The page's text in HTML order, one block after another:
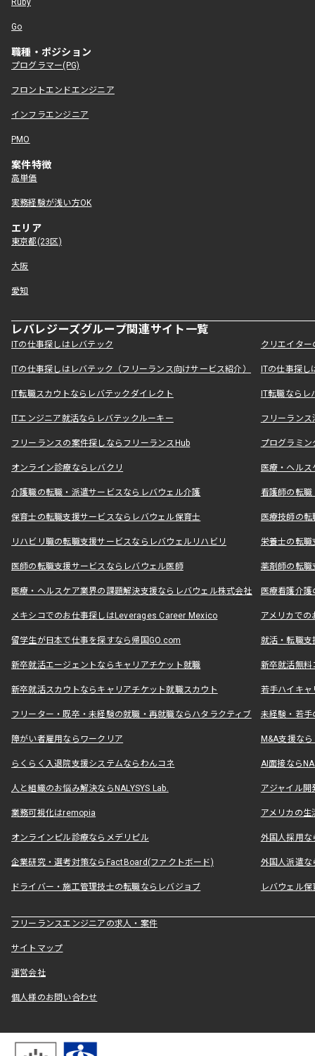
Ruby
Go
職種・ポジション
プログラマー(PG)
フロントエンドエンジニア
インフラエンジニア
PMO
案件特徴
高単価
実務経験が浅い方OK
エリア
東京都(23区)
大阪
愛知
レバレジーズグループ関連サイト一覧
ITの仕事探しはレバテック クリエイタ
ITの仕事探しはレバテック（フリーランス向けサービス紹介） ITの仕事探
IT転職スカウトならレバテックダイレクト IT転職なら
ITエンジニア就活ならレバテックルーキー フリーラン
フリーランスの案件探しならフリーランスHub プログラミ
オンライン診療ならレバクリ 医療・ヘル
介護職の転職・派遣サービスならレバウェル介護 看護師の転
保育士の転職支援サービスならレバウェル保育士 医療技師の
リハビリ職の転職支援サービスならレバウェルリハビリ 栄養士の転
医師の転職支援サービスならレバウェル医師 薬剤師の転
医療・ヘルスケア業界の課題解決支援ならレバウェル株式会社 医療看護介
メキシコでのお仕事探しはLeverages Career Mexico アメリカで
留学生が日本で仕事を探すなら帰国GO.com 就活・転職
新卒就活エージェントならキャリアチケット就職 新卒就活無料
新卒就活スカウトならキャリアチケット就職スカウト 若手ハイキ
フリーター・既卒・未経験の就職・再就職ならハタラクティブ 未経験・若手
障がい者雇用ならワークリア M&A支援な
らくらく入退院支援システムならわんコネ AI面接なら
人と組織のお悩み解決ならNALYSYS Lab. アジャイル
業務可視化はremopia アメリカの
オンラインピル診療ならメデリピル 外国人採用
企業研究・選考対策ならFactBoard(ファクトボード) 外国人派遣な
ドライバー・施工管理技士の転職ならレバジョブ レバウェル
フリーランスエンジニアの求人・案件
サイトマップ
運営会社
個人様のお問い合わせ